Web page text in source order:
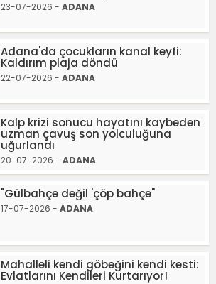
23-07-2026 - ADANA
Adana'da çocukların kanal keyfi:
Kaldırım plaja döndü
22-07-2026 - ADANA
Kalp krizi sonucu hayatını kaybeden
uzman çavuş son yolculuğuna
uğurlandı
20-07-2026 - ADANA
"Gülbahçe değil 'çöp bahçe"
17-07-2026 - ADANA
Mahalleli kendi göbeğini kendi kesti:
Evlatlarını Kendileri Kurtarıyor!